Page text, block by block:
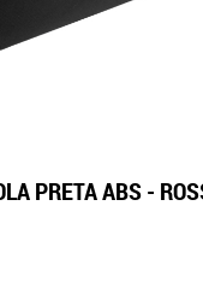
PRETA ABS -